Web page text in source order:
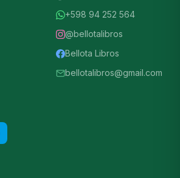
+598 94 252 564
@bellotalibros
Bellota Libros
bellotalibros@gmail.com